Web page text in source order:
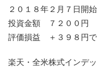
２０１８年２月７日開始
投資金額 ７２００円
評価損益 ＋３９８円で
楽天・全米株式インデ